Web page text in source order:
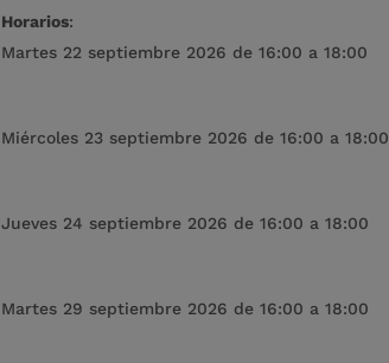
Horarios:
Martes 22 septiembre 2026 de 16:00 a 18:00
Miércoles 23 septiembre 2026 de 16:00 a 18:00
Jueves 24 septiembre 2026 de 16:00 a 18:00
Martes 29 septiembre 2026 de 16:00 a 18:00